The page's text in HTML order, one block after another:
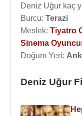
Deniz Uğur kaç
Burcu: Terazi
Meslek: Tiyatro
Sinema
Doğum Yeri:
Deniz Uğur